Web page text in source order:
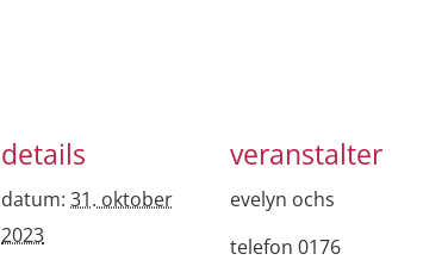
details
datum: 31. oktober
2023
veranstalter
evelyn ochs
telefon0176